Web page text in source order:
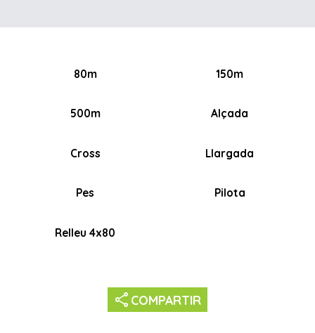
80m 150m
500m Alçada
Cross Llargada
Pes Pilota
Relleu 4x80
share COMPARTIR